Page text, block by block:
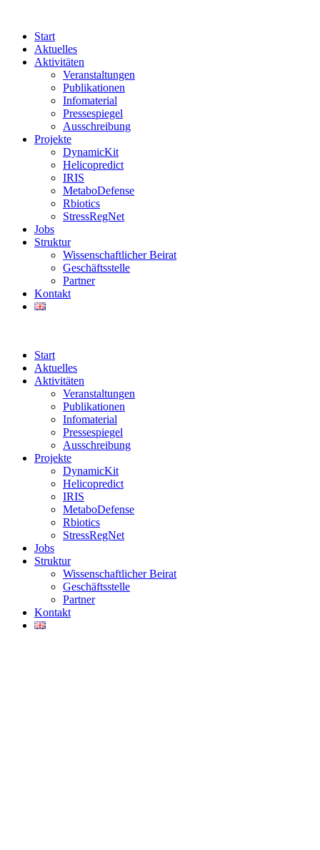
Start
Aktuelles
Aktivitäten
Veranstaltungen
Publikationen
Infomaterial
Pressespiegel
Ausschreibung
Projekte
DynamicKit
Helicopredict
IRIS
MetaboDefense
Rbiotics
StressRegNet
Jobs
Struktur
Wissenschaftlicher Beirat
Geschäftsstelle
Partner
Kontakt
Start
Aktuelles
Aktivitäten
Veranstaltungen
Publikationen
Infomaterial
Pressespiegel
Ausschreibung
Projekte
DynamicKit
Helicopredict
IRIS
MetaboDefense
Rbiotics
StressRegNet
Jobs
Struktur
Wissenschaftlicher Beirat
Geschäftsstelle
Partner
Kontakt